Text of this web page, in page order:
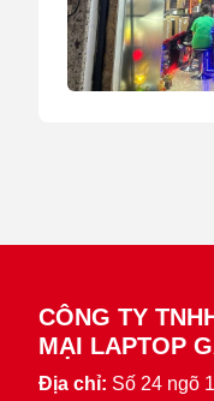
CÔNG TY
MẠI LAPTOP
Địa chỉ: Số 24 ngõ